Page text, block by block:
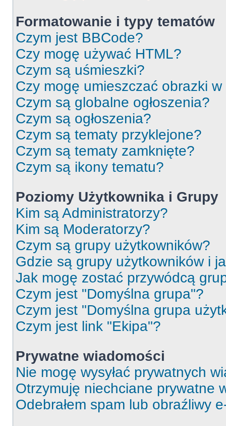
Formatowanie i typy tematów
Czym jest BBCode?
Czy mogę używać HTML?
Czym są uśmieszki?
Czy mogę umieszczać obrazki
Czym są globalne ogłoszenia?
Czym są ogłoszenia?
Czym są tematy przyklejone?
Czym są tematy zamknięte?
Czym są ikony tematu?
Poziomy Użytkownika i Grupy
Kim są Administratorzy?
Kim są Moderatorzy?
Czym są grupy użytkowników?
Gdzie są grupy użytkowników i
Jak mogę zostać przywódcą
Czym jest "Domyślna grupa"?
Czym jest "Domyślna grupa
Czym jest link "Ekipa"?
Prywatne wiadomości
Nie mogę wysyłać prywatnych
Otrzymuję niechciane prywatne
Odebrałem spam lub obraźliwy